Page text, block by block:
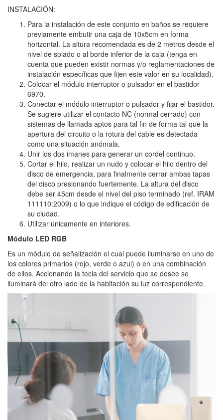
INSTALACIÓN:
Para la instalación de este conjunto en baños se requiere
previamente embutir una caja de 10x5cm en forma
horizontal. La altura recomendada es de 2 metros desde el
nivel de solado o al borde inferior de la caja (tenga en
cuenta que pueden existir normas y/o reglamentaciones de
instalación específicas que fijen este valor en su localidad).
Colocar el módulo interruptor o pulsador en el bastidor
6970.
Conectar el módulo interruptor o pulsador y fijar el bastidor.
Se sugiere utilizar el contacto NC (normal cerrado) con
sistemas de llamada aptos para tal fin de forma tal que la
apertura del circuito o la rotura del cable es detectada
como una situación anómala.
Unir los dos imanes para generar un cordel continuo.
Cortar el hilo, realizar un nudo y colocar el hilo dentro del
disco de emergencia, para finalmente cerrar ambas tapas
del disco presionando fuertemente. La altura del disco
debe ser 45cm desde el nivel del piso terminado (ref. IRAM
111110:2009) o lo que indique el código de edificación de
su ciudad.
Utilizar únicamente en interiores.
Módulo LED RGB
Es un módulo de señalización el cual puede iluminarse en uno de
los colores primarios (rojo, verde o azul) o en una combinación
de ellos. Accionando la tecla del servicio que se desee se
iluminará del otro lado de la habitación su luz correspondiente.